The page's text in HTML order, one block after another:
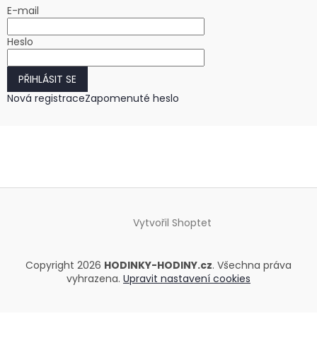
E-mail
Heslo
PŘIHLÁSIT SE
Nová registraceZapomenuté heslo
Vytvořil Shoptet
Copyright 2026 HODINKY-HODINY.cz. Všechna práva
vyhrazena. Upravit nastavení cookies